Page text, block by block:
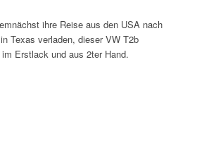
ihre Reise aus den USA nach
Texas verladen, dieser VW T2b
Erstlack und aus 2ter Hand.